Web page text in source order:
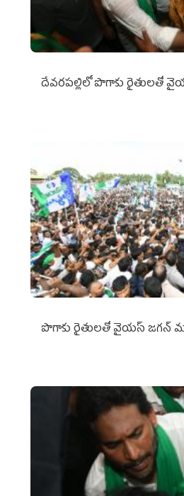
దేవరపల్లిలో పొగాకు రైతులతో
పొగాకు రైతుల‌తో వైయ‌స్ జ‌గ‌న్